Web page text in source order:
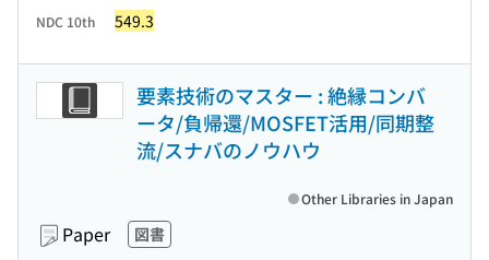
NDC 10th 549.3
要素技術のマスター : 絶縁コンバ
ータ/負帰還/MOSFET活用/同期整
流/スナバのノウハウ
Paper 図書
Other Libraries in Japan